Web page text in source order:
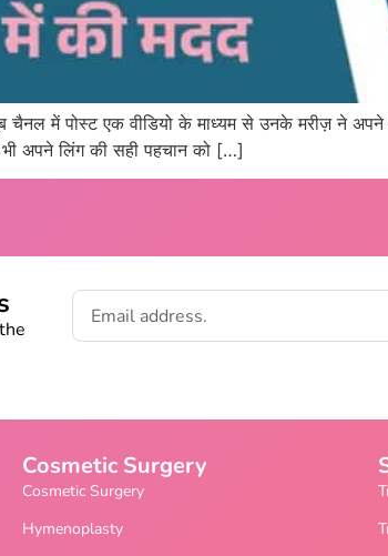
में पोस्ट एक वीडियो के माध्यम से उनके मरीज़ ने
अपने लिंग की सही पहचान को […]
Cosmetic Surgery
Cosmetic Surgery
Hymenoplasty